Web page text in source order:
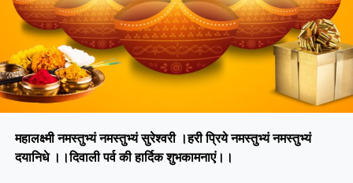
महालक्ष्मी नमस्तुभ्यं नमस्तुभ्यं सुरेश्वरी ।हरी प्रिये नमस्तुभ्यं नमस्तुभ्यं
दयानिधे ।।दिवाली पर्व की हार्दिक शुभकामनाएं।।